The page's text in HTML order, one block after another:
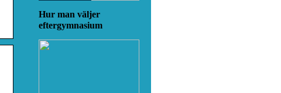
Hur man väljer
eftergymnasium